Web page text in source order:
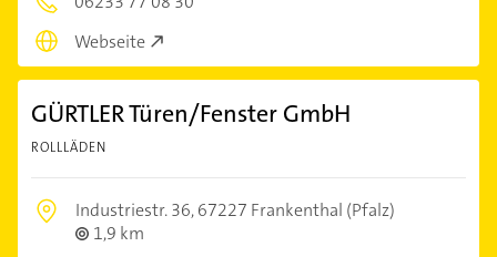
Webseite
GÜRTLER Türen/Fenster GmbH
ROLLLÄDEN
Industriestr. 36,67227 Frankenthal (Pfalz)
1,9 km